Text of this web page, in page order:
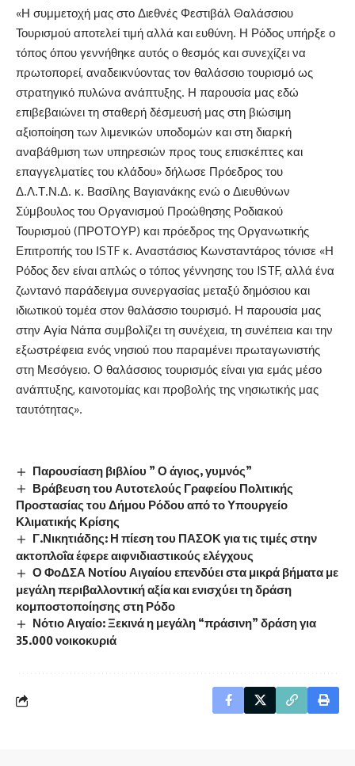
«Η συμμετοχή μας στο Διεθνές Φεστιβάλ Θαλάσσιου
Τουρισμού αποτελεί τιμή αλλά και ευθύνη. Η Ρόδος υπήρξε ο
τόπος όπου γεννήθηκε αυτός ο θεσμός και συνεχίζει να
πρωτοπορεί, αναδεικνύοντας τον θαλάσσιο τουρισμό ως
στρατηγικό πυλώνα ανάπτυξης. Η παρουσία μας εδώ
επιβεβαιώνει τη σταθερή δέσμευσή μας στη βιώσιμη
αξιοποίηση των λιμενικών υποδομών και στη διαρκή
αναβάθμιση των υπηρεσιών προς τους επισκέπτες και
επαγγελματίες του κλάδου» δήλωσε Πρόεδρος του
Δ.Λ.Τ.Ν.Δ. κ. Βασίλης Βαγιανάκης ενώ ο Διευθύνων
Σύμβουλος του Οργανισμού Προώθησης Ροδιακού
Τουρισμού (ΠΡΟΤΟΥΡ) και πρόεδρος της Οργανωτικής
Επιτροπής του ΙSTF κ. Αναστάσιος Κωνσταντάρος τόνισε «Η
Ρόδος δεν είναι απλώς ο τόπος γέννησης του ISTF, αλλά ένα
ζωντανό παράδειγμα συνεργασίας μεταξύ δημόσιου και
ιδιωτικού τομέα στον θαλάσσιο τουρισμό. Η παρουσία μας
στην Αγία Νάπα συμβολίζει τη συνέχεια, τη συνέπεια και την
εξωστρέφεια ενός νησιού που παραμένει πρωταγωνιστής
στη Μεσόγειο. Ο θαλάσσιος τουρισμός είναι για εμάς μέσο
ανάπτυξης, καινοτομίας και προβολής της νησιωτικής μας
ταυτότητας».
Παρουσίαση βιβλίου ” Ο άγιος, γυμνός”
Βράβευση του Αυτοτελούς Γραφείου Πολιτικής
Προστασίας του Δήμου Ρόδου από το Υπουργείο
Κλιματικής Κρίσης
Γ.Νικητιάδης: Η πίεση του ΠΑΣΟΚ για τις τιμές στην
ακτοπλοΐα έφερε αιφνιδιαστικούς ελέγχους
Ο ΦοΔΣΑ Νοτίου Αιγαίου επενδύει στα μικρά βήματα με
μεγάλη περιβαλλοντική αξία και ενισχύει τη δράση
κομποστοποίησης στη Ρόδο
Νότιο Αιγαίο: Ξεκινά η μεγάλη “πράσινη” δράση για
35.000 νοικοκυριά